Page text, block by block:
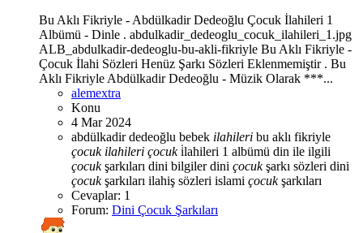
Bu Aklı Fikriyle - Abdülkadir Dedeoğlu Çocuk İlahileri 1
Albümü - Dinle . abdulkadir_dedeoglu_cocuk_ilahileri_1.jpg
ALB_abdulkadir-dedeoglu-bu-akli-fikriyle Bu Aklı Fikriyle -
Çocuk İlahi Sözleri Henüz Şarkı Sözleri Eklenmemiştir . Bu
Aklı Fikriyle Abdülkadir Dedeoğlu - Müzik Olarak ***...
alemextra
Konu
4 Mar 2024
abdülkadir dedeoğlu bebek ilahileri bu aklı fikriyle
çocuk ilahileri çocuki̇lahileri 1 albümü din ile ilgili
çocukşarkıları dini bilgilerdini çocukşarkı sözleri dini
çocukşarkıları ilahiş sözleri islami çocukşarkıları
Cevaplar: 1
Forum: Dini Çocuk Şarkıları